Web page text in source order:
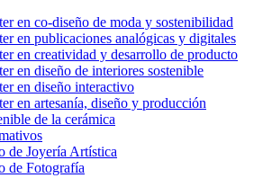
en co-diseño de moda y sostenibilidad
en publicaciones analógicas y digitales
en creatividad y desarrollo de producto
en diseño de interiores sostenible
en diseño interactivo
en artesanía, diseño y producción
de la cerámica
de Joyería Artística
de Fotografía